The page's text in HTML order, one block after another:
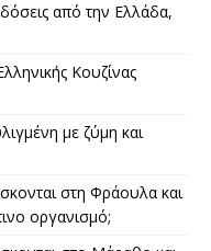
από την Ελλάδα,
Κουζίνας
με ζύμη και
στη Φράουλα και
οργανισμό;